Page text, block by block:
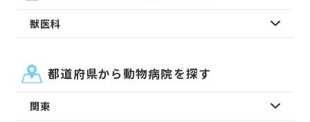
獣医科
都道府県から動物病院を探す
関東